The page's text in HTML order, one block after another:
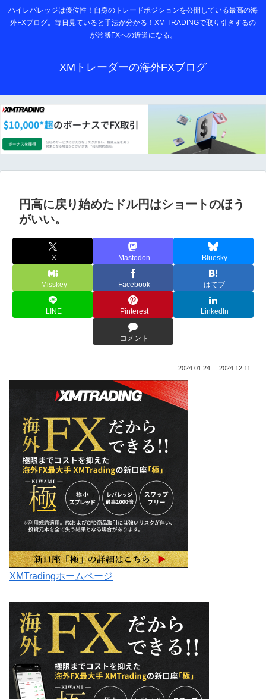
ハイレバレッジは優位性！自身のトレードポジションを公開している最高の海
外FXブログ。毎日見ていると手法が分かる！XM TRADINGで取り引きするの
が常勝FXへの近道になる。
XMトレーダーの海外FXブログ
円高に戻り始めたドル円はショートのほう
がいい。
X Mastodon Bluesky
Misskey Facebook はてブ
LINE Pinterest LinkedIn
コメント
2024.01.24 2024.12.11
XMTradingホームページ